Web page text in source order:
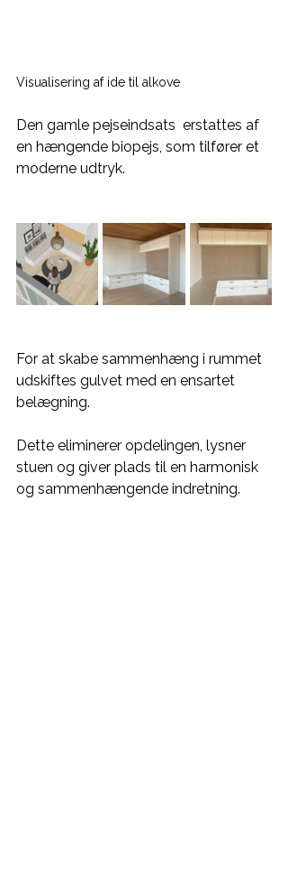
Visualisering af ide til alkove
Den gamle pejseindsats  erstattes af
en hængende biopejs, som tilfører et
moderne udtryk.
For at skabe sammenhæng i rummet
udskiftes gulvet med en ensartet
belægning.
Dette eliminerer opdelingen, lysner
stuen og giver plads til en harmonisk
og sammenhængende indretning.